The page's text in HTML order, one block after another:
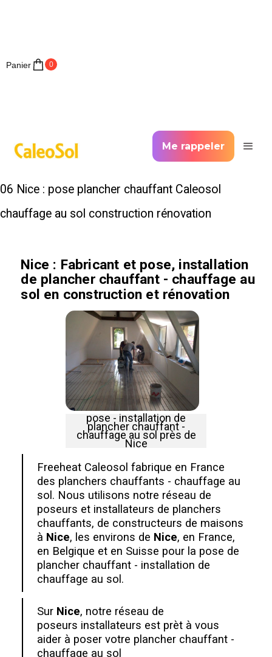
Me rappeler
Panier 0
06 Nice : pose plancher chauffant Caleosol
chauffage au sol construction rénovation
Nice : Fabricant et pose, installation
de plancher chauffant - chauffage au
sol en construction et rénovation
pose - installation de
plancher chauffant -
chauffage au sol près de
Nice
Freeheat Caleosol fabrique en France
des planchers chauffants - chauffage au
sol. Nous utilisons notre réseau de
poseurs et installateurs de planchers
chauffants, de constructeurs de maisons
à Nice, les environs de Nice, en France,
en Belgique et en Suisse pour la pose de
plancher chauffant - installation de
chauffage au sol.
Sur Nice, notre réseau de
poseurs installateurs est prèt à vous
aider à poser votre plancher chauffant -
chauffage au sol